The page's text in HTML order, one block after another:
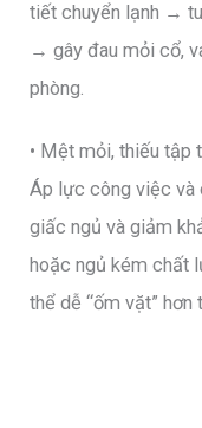
tiết chuyển lạnh →
→ gây đau mỏi cổ,
phòng.
• Mệt mỏi, thiếu tập
Áp lực công việc và
giấc ngủ và giảm
hoặc ngủ kém chất
thể dễ “ốm vặt” hơn